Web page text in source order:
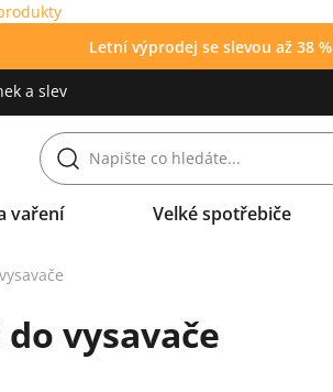
Letní výprodej se slevou až 38 %
a slev
vaření Velké spotřebiče
vysavače